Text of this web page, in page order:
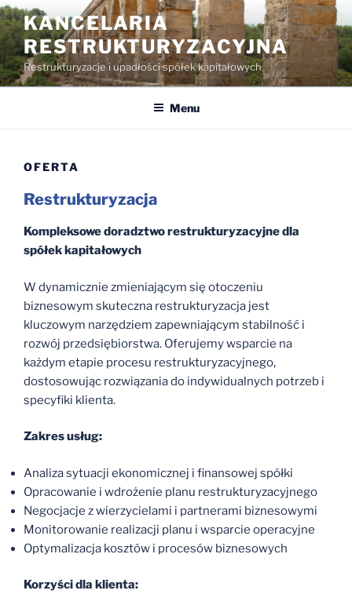
Przejdź
do
treści
KANCELARIA
RESTRUKTURYZACYJNA
Restrukturyzacje i upadłości spółek kapitałowych
Menu
OFERTA
Restrukturyzacja
Kompleksowe doradztwo restrukturyzacyjne dla
spółek kapitałowych
W dynamicznie zmieniającym się otoczeniu
biznesowym skuteczna restrukturyzacja jest
kluczowym narzędziem zapewniającym stabilność i
rozwój przedsiębiorstwa. Oferujemy wsparcie na
każdym etapie procesu restrukturyzacyjnego,
dostosowując rozwiązania do indywidualnych potrzeb i
specyfiki klienta.
Zakres usług:
Analiza sytuacji ekonomicznej i finansowej spółki
Opracowanie i wdrożenie planu restrukturyzacyjnego
Negocjacje z wierzycielami i partnerami biznesowymi
Monitorowanie realizacji planu i wsparcie operacyjne
Optymalizacja kosztów i procesów biznesowych
Korzyści dla klienta: